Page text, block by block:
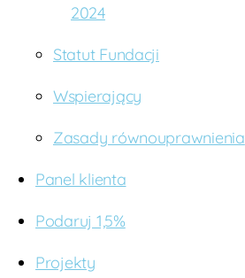
2024
Statut Fundacji
Wspierający
Zasady równouprawnienia
Panel klienta
Podaruj 1,5%
Projekty